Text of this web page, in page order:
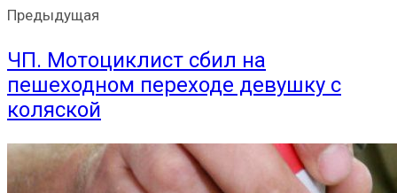
Предыдущая
ЧП. Мотоциклист сбил на
пешеходном переходе девушку с
коляской